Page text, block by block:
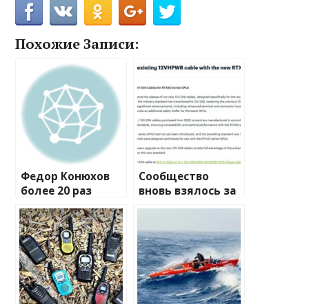
Похожие Записи:
Федор Конюхов
более 20 раз
перевернулся в
шторм посреди
Атлантики
Сообщество
вновь взялось за
изучение случаев
разъема 12V-2×6